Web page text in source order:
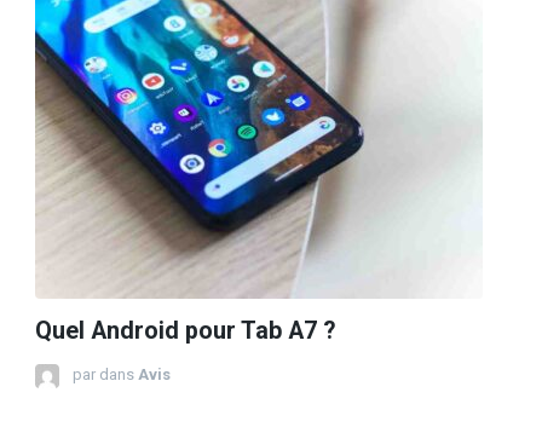
Quel Android pour Tab A7 ?
par dans Avis